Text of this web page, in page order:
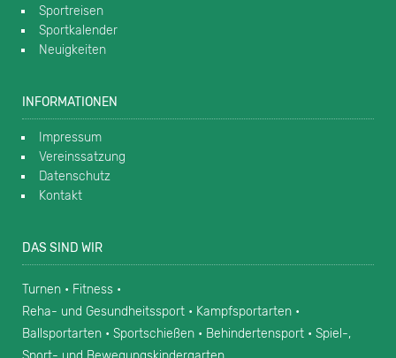
Sportreisen
Sportkalender
Neuigkeiten
INFORMATIONEN
Impressum
Vereinssatzung
Datenschutz
Kontakt
DAS SIND WIR
Turnen • Fitness •
Reha- und Gesundheitssport • Kampfsportarten •
Ballsportarten • Sportschießen • Behindertensport • Spiel-,